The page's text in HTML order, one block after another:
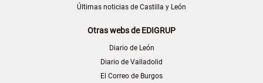
Últimas noticias de Castilla y León
Otras webs de EDIGRUP
Diario de León
Diario de Valladolid
El Correo de Burgos